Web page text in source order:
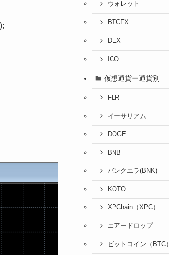
ウォレット
BTCFX
DEX
ICO
仮想通貨ー通貨別
FLR
イーサリアム
DOGE
BNB
バンクエラ(BNK)
KOTO
XPChain（XPC）
エアードロップ
ビットコイン（BTC）